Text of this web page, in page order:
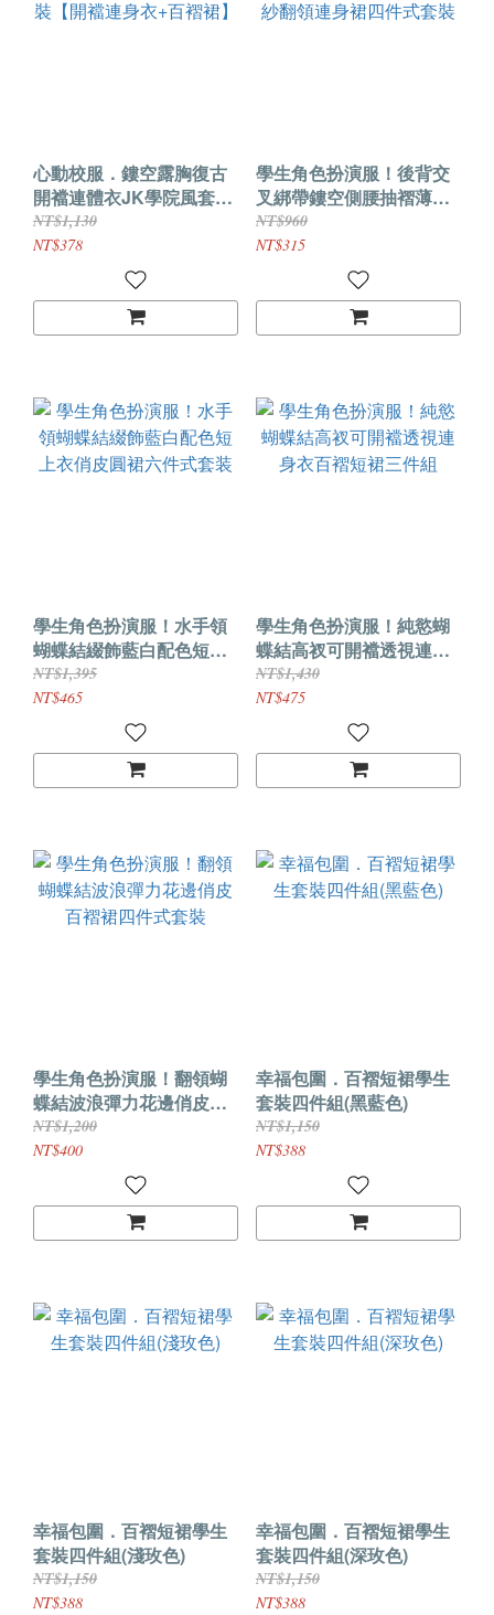
心動校服．鏤空露胸復古
開襠連體衣JK學院風套裝
【開襠連身衣+百褶裙】
NT$1,130
NT$378
學生角色扮演服！後背交
叉綁帶鏤空側腰抽褶薄紗
翻領連身裙四件式套裝
NT$960
NT$315
學生角色扮演服！水手領
蝴蝶結綴飾藍白配色短上
衣俏皮圓裙六件式套装
NT$1,395
NT$465
學生角色扮演服！純慾蝴
蝶結高衩可開襠透視連身
衣百褶短裙三件組
NT$1,430
NT$475
學生角色扮演服！翻領蝴
蝶結波浪彈力花邊俏皮百
褶裙四件式套裝
NT$1,200
NT$400
幸福包圍．百褶短裙學生
套裝四件組(黑藍色)
NT$1,150
NT$388
幸福包圍．百褶短裙學生
套裝四件組(淺玫色)
NT$1,150
NT$388
幸福包圍．百褶短裙學生
套裝四件組(深玫色)
NT$1,150
NT$388